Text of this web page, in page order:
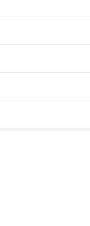
販売となります。複
ンス対応製品につき
イセンスのみの提供